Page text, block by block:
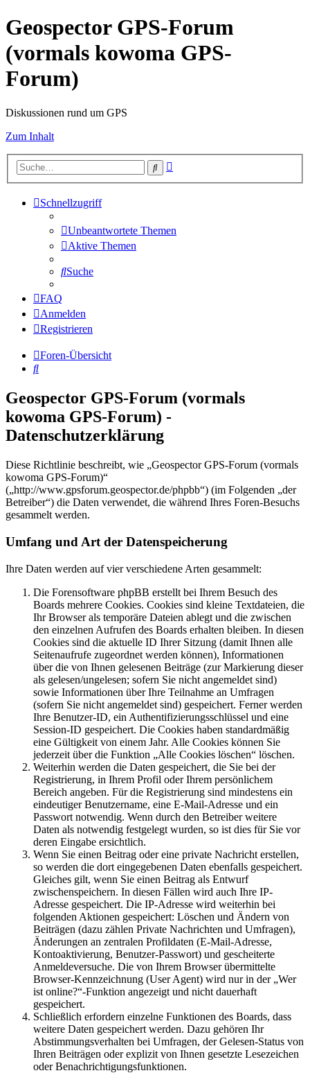
Geospector GPS-Forum
(vormals kowoma GPS-
Forum)
Diskussionen rund um GPS
Zum Inhalt
Suche
Schnellzugriff
Unbeantwortete Themen
Aktive Themen
Suche
FAQ
Anmelden
Registrieren
Foren-Übersicht
Suche
Geospector GPS-Forum (vormals
kowoma GPS-Forum) -
Datenschutzerklärung
Diese Richtlinie beschreibt, wie „Geospector GPS-Forum (vormals
kowoma GPS-Forum)“
(„http://www.gpsforum.geospector.de/phpbb“) (im Folgenden „der
Betreiber“) die Daten verwendet, die während Ihres Foren-Besuchs
gesammelt werden.
Umfang und Art der Datenspeicherung
Ihre Daten werden auf vier verschiedene Arten gesammelt:
Die Forensoftware phpBB erstellt bei Ihrem Besuch des
Boards mehrere Cookies. Cookies sind kleine Textdateien, die
Ihr Browser als temporäre Dateien ablegt und die zwischen
den einzelnen Aufrufen des Boards erhalten bleiben. In diesen
Cookies sind die aktuelle ID Ihrer Sitzung (damit Ihnen alle
Seitenaufrufe zugeordnet werden können), Informationen
über die von Ihnen gelesenen Beiträge (zur Markierung dieser
als gelesen/ungelesen; sofern Sie nicht angemeldet sind)
sowie Informationen über Ihre Teilnahme an Umfragen
(sofern Sie nicht angemeldet sind) gespeichert. Ferner werden
Ihre Benutzer-ID, ein Authentifizierungsschlüssel und eine
Session-ID gespeichert. Die Cookies haben standardmäßig
eine Gültigkeit von einem Jahr. Alle Cookies können Sie
jederzeit über die Funktion „Alle Cookies löschen“ löschen.
Weiterhin werden die Daten gespeichert, die Sie bei der
Registrierung, in Ihrem Profil oder Ihrem persönlichem
Bereich angeben. Für die Registrierung sind mindestens ein
eindeutiger Benutzername, eine E-Mail-Adresse und ein
Passwort notwendig. Wenn durch den Betreiber weitere
Daten als notwendig festgelegt wurden, so ist dies für Sie vor
deren Eingabe ersichtlich.
Wenn Sie einen Beitrag oder eine private Nachricht erstellen,
so werden die dort eingegebenen Daten ebenfalls gespeichert.
Gleiches gilt, wenn Sie einen Beitrag als Entwurf
zwischenspeichern. In diesen Fällen wird auch Ihre IP-
Adresse gespeichert. Die IP-Adresse wird weiterhin bei
folgenden Aktionen gespeichert: Löschen und Ändern von
Beiträgen (dazu zählen Private Nachrichten und Umfragen),
Änderungen an zentralen Profildaten (E-Mail-Adresse,
Kontoaktivierung, Benutzer-Passwort) und gescheiterte
Anmeldeversuche. Die von Ihrem Browser übermittelte
Browser-Kennzeichnung (User Agent) wird nur in der „Wer
ist online?“-Funktion angezeigt und nicht dauerhaft
gespeichert.
Schließlich erfordern einzelne Funktionen des Boards, dass
weitere Daten gespeichert werden. Dazu gehören Ihr
Abstimmungsverhalten bei Umfragen, der Gelesen-Status von
Ihren Beiträgen oder explizit von Ihnen gesetzte Lesezeichen
oder Benachrichtigungsfunktionen.